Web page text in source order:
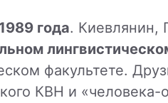
года. Киевлянин,
факультете.
КВН и